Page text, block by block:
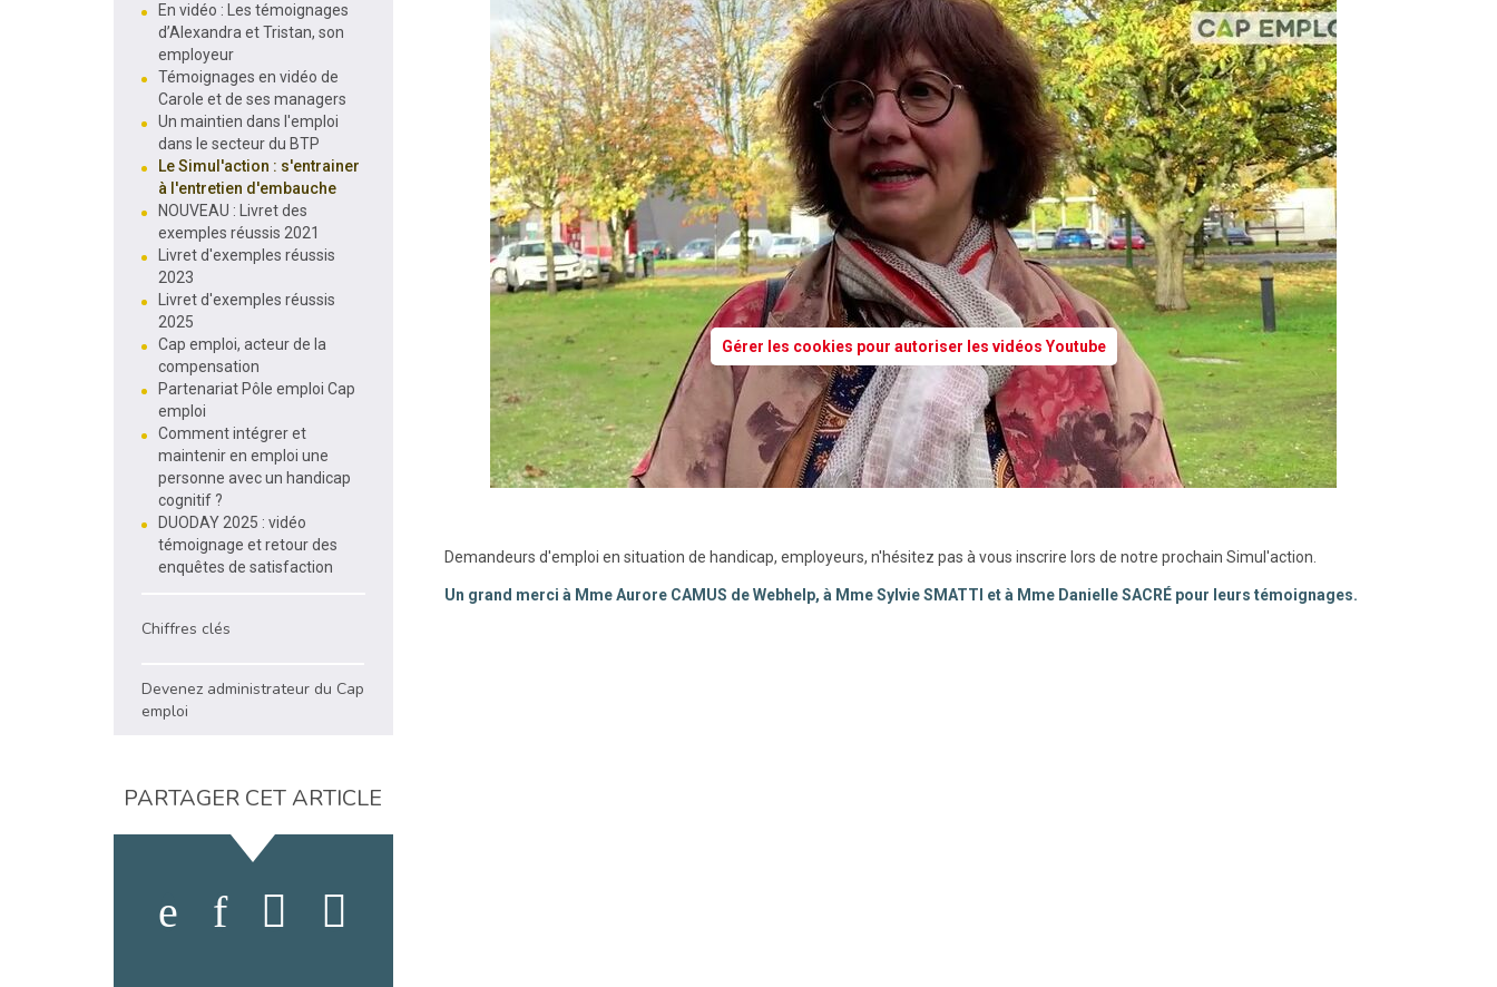
Gérer les cookies pour autoriser les vidéos Youtube
Demandeurs d'emploi en situation de handicap, employeurs, n'hésitez pas à vous inscrire lors de notre prochain Simul'action.
Un grand merci à Mme Aurore CAMUS de Webhelp, à Mme Sylvie SMATTI et à Mme Danielle SACRÉ pour leurs témoignages.
En vidéo : Les témoignages
d’Alexandra et Tristan, son
employeur
Témoignages en vidéo de
Carole et de ses managers
Un maintien dans l'emploi
dans le secteur du BTP
Le Simul'action : s'entrainer
à l'entretien d'embauche
NOUVEAU : Livret des
exemples réussis 2021
Livret d'exemples réussis
2023
Livret d'exemples réussis
2025
Cap emploi, acteur de la
compensation
Partenariat Pôle emploi Cap
emploi
Comment intégrer et
maintenir en emploi une
personne avec un handicap
cognitif ?
DUODAY 2025 : vidéo
témoignage et retour des
enquêtes de satisfaction
Chiffres clés
Devenez administrateur du Cap
emploi
PARTAGER CET ARTICLE